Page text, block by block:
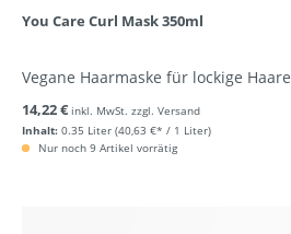
You Care Curl Mask 350ml
Vegane Haarmaske für lockige Haare
Inhalt: 0.35 Liter (40,63 €* / 1 Liter)
14,22 € inkl. MwSt. zzgl. Versand
Nur noch 9 Artikel vorrätig